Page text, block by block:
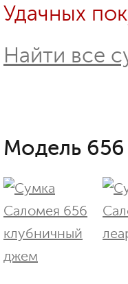
Удачных
Найти все
Модель 656